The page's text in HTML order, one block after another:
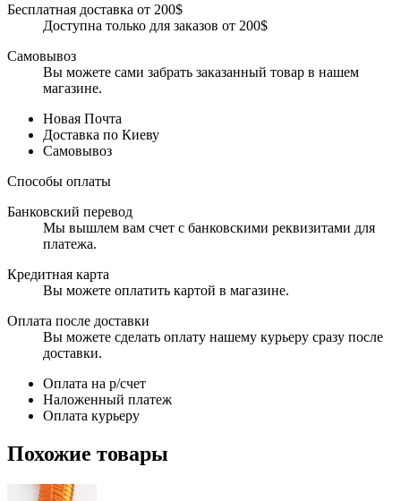
Бесплатная доставка от 200$
Доступна только для заказов от 200$
Самовывоз
Вы можете сами забрать заказанный товар в нашем
магазине.
Новая Почта
Доставка по Киеву
Самовывоз
Способы оплаты
Банковский перевод
Мы вышлем вам счет с банковскими реквизитами для
платежа.
Кредитная карта
Вы можете оплатить картой в магазине.
Оплата после доставки
Вы можете сделать оплату нашему курьеру сразу после
доставки.
Оплата на р/счет
Наложенный платеж
Оплата курьеру
Похожие товары